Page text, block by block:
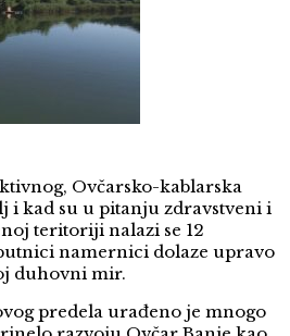
Ovčarsko-kablarska
i kad su u pitanju zdravstveni i
teritoriji nalazi se 12
namernici dolaze upravo
duhovni mir.
predela urađeno je mnogo